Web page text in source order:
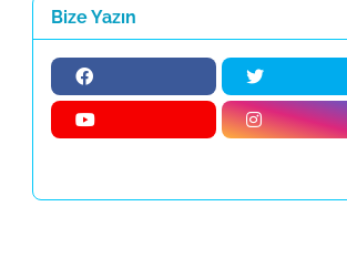
Bize Yazın